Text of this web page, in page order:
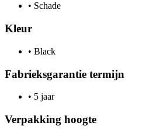
• Schade
Kleur
• Black
Fabrieksgarantie termijn
• 5 jaar
Verpakking hoogte